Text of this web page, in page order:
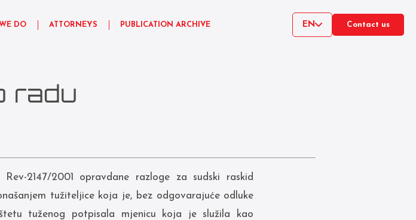
DO ATTORNEYS PUBLICATION ARCHIVE EN Contact us
radu
2147/2001 opravdane razloge za sudski raskid
tužiteljice koja je, bez odgovarajuće odluke
tuženog potpisala mjenicu koja je služila kao